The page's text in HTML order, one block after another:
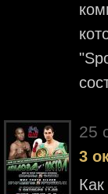
25
3